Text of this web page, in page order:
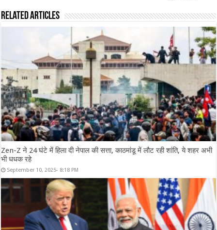
Related Articles
Zen-Z ने 24 घंटे में हिला दी नेपाल की सत्ता, काठमांडू में लौट रही शांति, ये शहर अभी
भी धधक रहे
September 10, 2025- 8:18 PM